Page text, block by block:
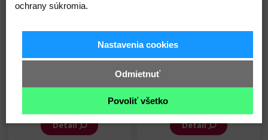
Detail Detail
ochrany súkromia.
Nastavenia cookies
Odmietnuť
Povoliť všetko